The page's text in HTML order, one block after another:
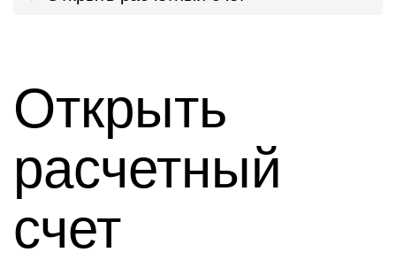
Открыть
расчетный
счет